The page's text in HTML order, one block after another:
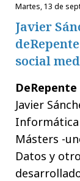
martes, 13 de
Javier
social
Javier
Informática
Másters -
Datos y